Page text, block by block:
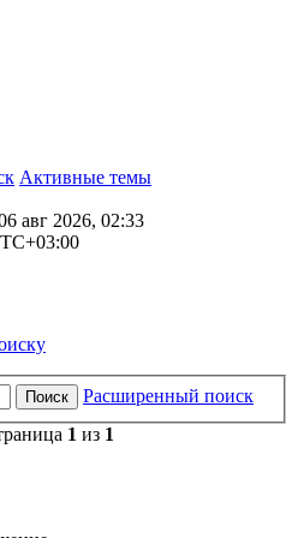
Активные темы
авг 2026, 02:33
Поиск
Расширенный поиск
1 из 1